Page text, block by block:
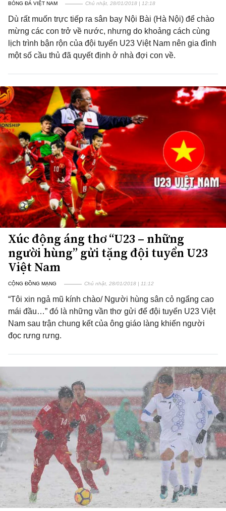
BÓNG ĐÁ VIỆT NAM Chủ nhật, 28/01/2018 | 12:18
Dù rất muốn trực tiếp ra sân bay Nội Bài (Hà Nội) để chào
mừng các con trở về nước, nhưng do khoảng cách cùng
lịch trình bận rộn của đội tuyển U23 Việt Nam nên gia đình
một số cầu thủ đã quyết định ở nhà đợi con về.
Xúc động áng thơ “U23 – những
người hùng” gửi tặng đội tuyển U23
Việt Nam
CỘNG ĐỒNG MẠNG Chủ nhật, 28/01/2018 | 11:12
“Tôi xin ngả mũ kính chào/ Người hùng sân cỏ ngẩng cao
mái đầu…” đó là những vần thơ gửi để đội tuyển U23 Việt
Nam sau trận chung kết của ông giáo làng khiến người
đọc rưng rưng.